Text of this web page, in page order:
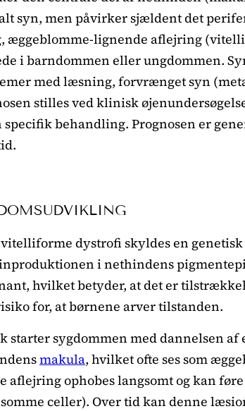
syn, men påvirker sjældent det
æggeblomme-lignende aflejring
i barndommen eller ungdommen.
med læsning, forvrænget syn
stilles ved klinisk
specifik behandling. Prognosen er
vitelliforme dystrofi skyldes en
i nethindens
hvilket betyder, at det er
for, at børnene arver tilstanden.
starter sygdommen med dannelsen
makula, hvilket ofte ses som
aflejring ophobes langsomt og kan
celler). Over tid kan denne